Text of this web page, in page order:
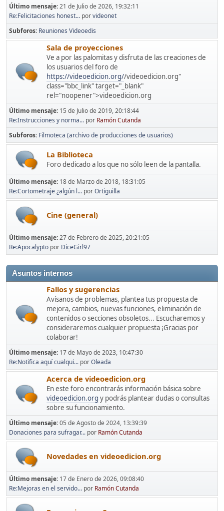
Último mensaje:21 de Julio de 2026, 19:32:11
Re:Felicitaciones honest... porvideonet
Subforos Reuniones Videoedis
Sala de proyecciones
Ve a por las palomitas y disfruta de las creaciones de
los usuarios del foro de
https://videoedicion.org//videoedicion.org"
class="bbc_link" target="_blank"
rel="noopener">videoedicion.org
Último mensaje: 15 de Julio de 2019, 20:18:44
Re:Instrucciones y norma... por Ramón Cutanda
Subforos Filmoteca (archivo de producciones de usuarios)
La Biblioteca
Foro dedicado a los que no sólo leen de la pantalla.
Último mensaje: 18 de Marzo de 2018, 18:31:05
Re:Cortometraje ¿algún l... porOrtiguilla
Cine (general)
Último mensaje:27 de Febrero de 2025, 20:21:05
Re:Apocalypto por DiceGirl97
Asuntos internos
Fallos y sugerencias
Avísanos de problemas, plantea tus propuesta de
mejora, cambios, nuevas funciones, eliminación de
contenidos o secciones obsoletos... Escucharemos y
consideraremos cualquier propuesta ¡Gracias por
colaborar!
Último mensaje: 17 de Mayo de 2023, 10:47:30
Re:Notifica aquí cualqui... porOleada
Acerca de videoedicion.org
En este foro encontrarás información básica sobre
videoedicion.org y podrás plantear dudas o consultas
sobre su funcionamiento.
Último mensaje:05 de Agosto de 2024, 13:39:39
Donaciones para sufragar... por Ramón Cutanda
Novedades en videoedicion.org
Último mensaje: 17 de Enero de 2026, 09:08:40
Re:Mejoras en el servido... por Ramón Cutanda